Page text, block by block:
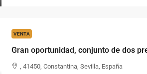
VENTA
, 41450, Constantina, Sevilla, España